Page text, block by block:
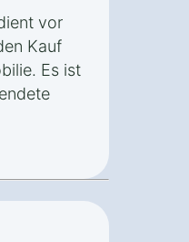
vor
Kauf
Es ist